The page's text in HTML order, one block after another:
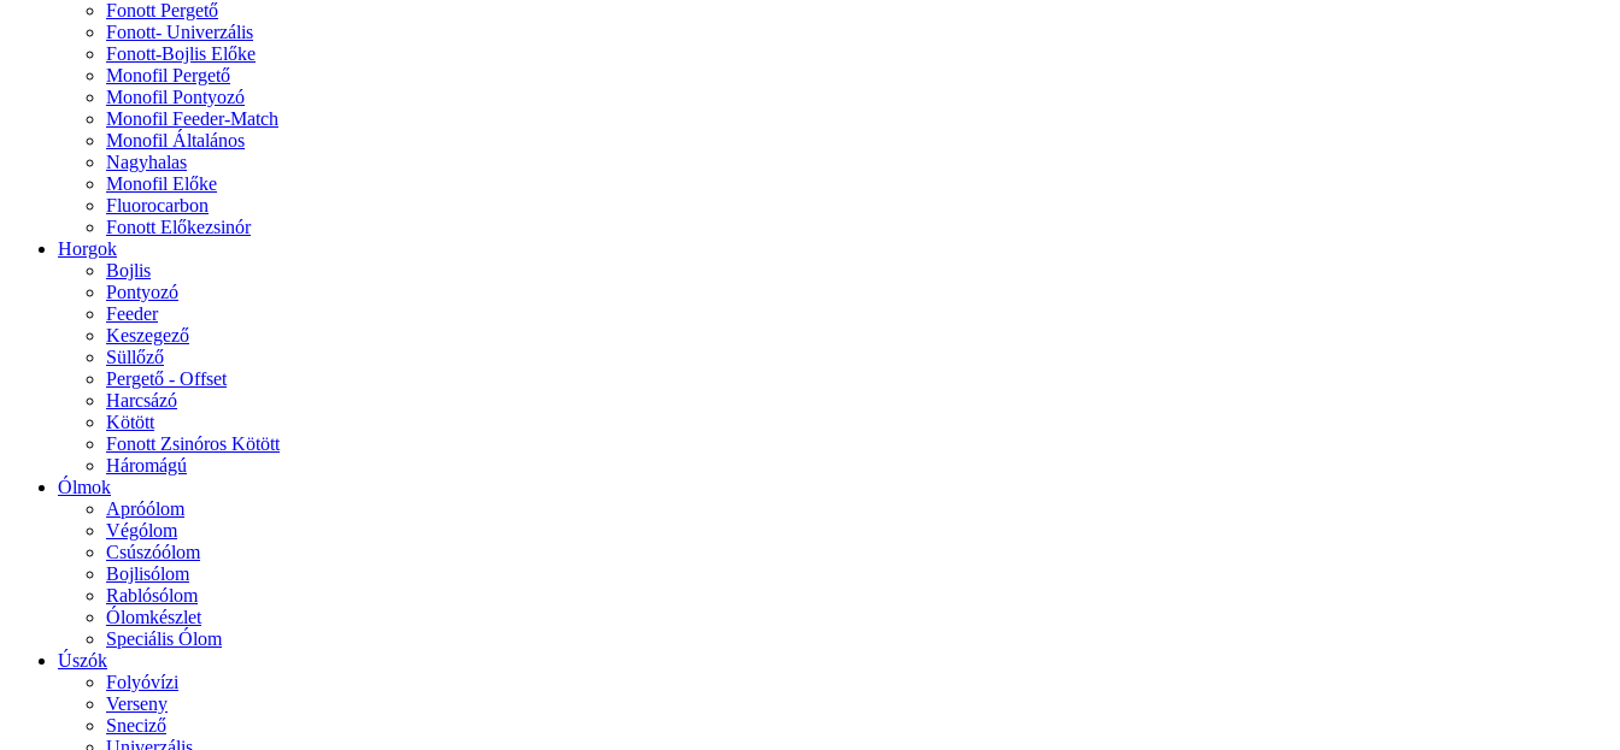
Fonott Pergető
Fonott- Univerzális
Fonott-Bojlis Előke
Monofil Pergető
Monofil Pontyozó
Monofil Feeder-Match
Monofil Általános
Nagyhalas
Monofil Előke
Fluorocarbon
Fonott Előkezsinór
Horgok
Bojlis
Pontyozó
Feeder
Keszegező
Süllőző
Pergető - Offset
Harcsázó
Kötött
Fonott Zsinóros Kötött
Háromágú
Ólmok
Apróólom
Végólom
Csúszóólom
Bojlisólom
Rablósólom
Ólomkészlet
Speciális Ólom
Úszók
Folyóvízi
Verseny
Sneciző